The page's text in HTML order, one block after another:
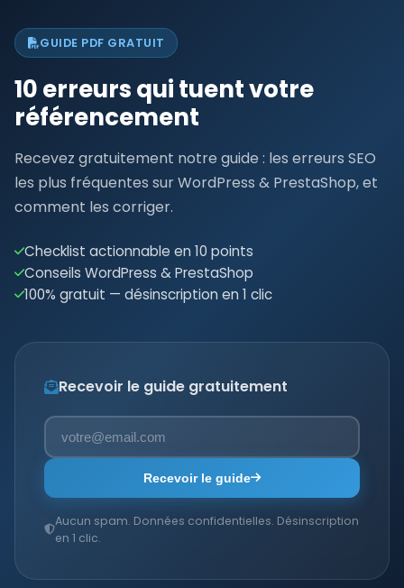
GUIDE PDF GRATUIT
10 erreurs qui tuent votre
référencement
Recevez gratuitement notre guide : les erreurs SEO
les plus fréquentes sur WordPress & PrestaShop, et
comment les corriger.
Checklist actionnable en 10 points
Conseils WordPress & PrestaShop
100% gratuit — désinscription en 1 clic
Recevoir le guide gratuitement
Recevoir le guide
Aucun spam. Données confidentielles. Désinscription
en 1 clic.